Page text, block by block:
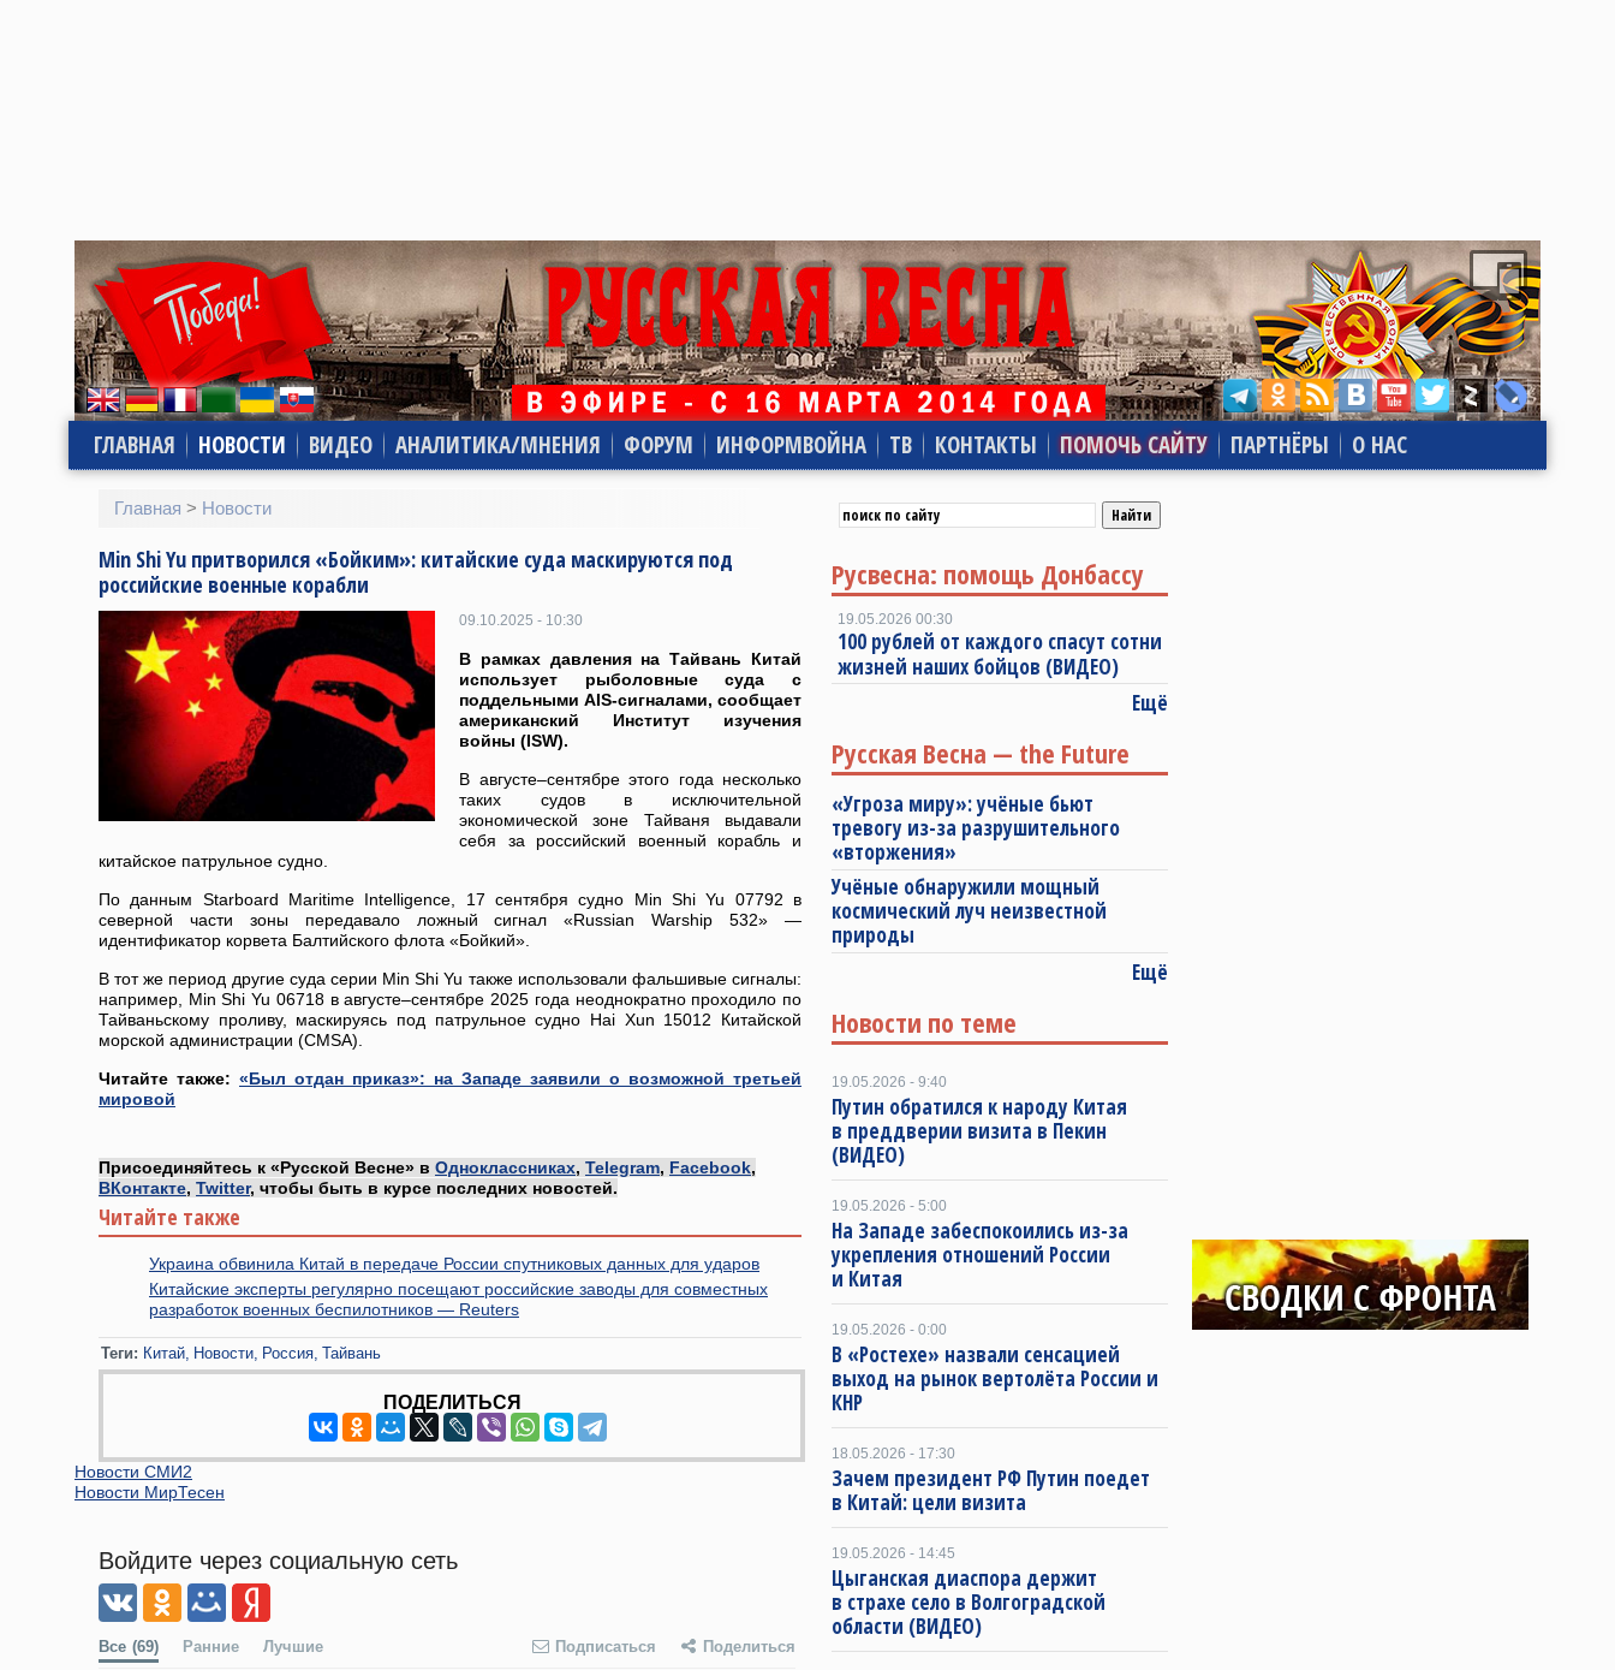
ГЛАВНАЯ НОВОСТИ ВИДЕО АНАЛИТИКА/МНЕНИЯ ФОРУМ ИНФОРМВОЙНА ТВ КОНТАКТЫ ПОМОЧЬ САЙТУ ПАРТНЁРЫ О НАС
Главная > Новости
Min Shi Yu притворился «Бойким»: китайские суда маскируются под
российские военные корабли
09.10.2025 - 10:30
В рамках давления на Тайвань Китай
использует рыболовные суда с
поддельными AIS-сигналами, сообщает
американский Институт изучения
войны (ISW).
В августе–сентябре этого года несколько
таких судов в исключительной
экономической зоне Тайваня выдавали
себя за российский военный корабль и
китайское патрульное судно.
По данным Starboard Maritime Intelligence, 17 сентября судно Min Shi Yu 07792 в
северной части зоны передавало ложный сигнал «Russian Warship 532» —
идентификатор корвета Балтийского флота «Бойкий».
В тот же период другие суда серии Min Shi Yu также использовали фальшивые сигналы:
например, Min Shi Yu 06718 в августе–сентябре 2025 года неоднократно проходило по
Тайваньскому проливу, маскируясь под патрульное судно Hai Xun 15012 Китайской
морской администрации (CMSA).
Читайте также: «Был отдан приказ»: на Западе заявили о возможной третьей
мировой
Присоединяйтесь к «Русской Весне» в Одноклассниках, Telegram, Facebook,
ВКонтакте, Twitter, чтобы быть в курсе последних новостей.
Читайте также
Украина обвинила Китай в передаче России спутниковых данных для ударов
Китайские эксперты регулярно посещают российские заводы для совместных
разработок военных беспилотников — Reuters
Теги: Китай Новости Россия Тайвань
ПОДЕЛИТЬСЯ
Новости СМИ2
Новости МирТесен
Войдите через социальную сеть
Все (69) Ранние Лучшие Подписаться Поделиться
Русвесна: помощь Донбассу
19.05.2026 00:30
100 рублей от каждого спасут сотни
жизней наших бойцов (ВИДЕО)
Ещё
Русская Весна — the Future
«Угроза миру»: учёные бьют
тревогу из-за разрушительного
«вторжения»
Учёные обнаружили мощный
космический луч неизвестной
природы
Ещё
Новости по теме
19.05.2026 - 9:40
Путин обратился к народу Китая
в преддверии визита в Пекин
(ВИДЕО)
19.05.2026 - 5:00
На Западе забеспокоились из-за
укрепления отношений России
и Китая
19.05.2026 - 0:00
В «Ростехе» назвали сенсацией
выход на рынок вертолёта России и
КНР
18.05.2026 - 17:30
Зачем президент РФ Путин поедет
в Китай: цели визита
19.05.2026 - 14:45
Цыганская диаспора держит
в страхе село в Волгоградской
области (ВИДЕО)